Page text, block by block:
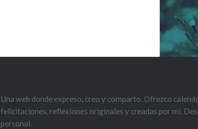
Una web donde expreso, creo y comparto. Ofrezco
felicitaciones, reflexiones originales y creadas por mí.
personal.